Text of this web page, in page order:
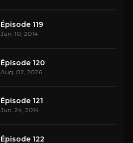
Épisode 119
Jun. 10, 2014
Épisode 120
Aug. 02, 2026
Épisode 121
Jun. 24, 2014
Épisode 122